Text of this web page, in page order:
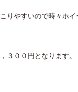
りやすいので時々ホ
３００円となります。